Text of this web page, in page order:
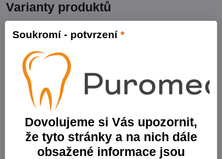
Varianty produktů
Skladové číslo:DFVI4-010
382 Kč
315,70 Kč bez DPH
Varianta:
Dentoclic Předvrtávač bílý průměr 1,20 mm
Skladové číslo:
Skladem
382 Kč
315,70 Kč bez DPH
Soukromí - potvrzení *
Dovolujeme si Vás upozornit,
že tyto stránky a na nich dále
obsažené informace jsou